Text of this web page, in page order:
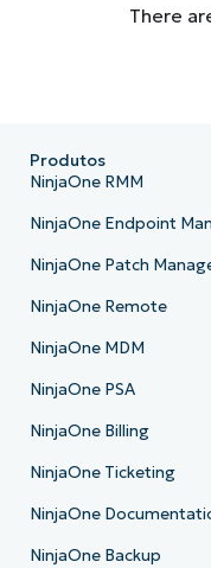
There
Produtos
NinjaOne RMM
NinjaOne Endpoint
NinjaOne Patch
NinjaOne Remote
NinjaOne MDM
NinjaOne PSA
NinjaOne Billing
NinjaOne Ticketing
NinjaOne
NinjaOne Backup